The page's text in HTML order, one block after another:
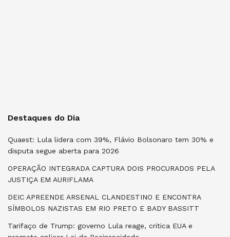
Destaques do Dia
Quaest: Lula lidera com 39%, Flávio Bolsonaro tem 30% e
disputa segue aberta para 2026
OPERAÇÃO INTEGRADA CAPTURA DOIS PROCURADOS PELA
JUSTIÇA EM AURIFLAMA
DEIC APREENDE ARSENAL CLANDESTINO E ENCONTRA
SÍMBOLOS NAZISTAS EM RIO PRETO E BADY BASSITT
Tarifaço de Trump: governo Lula reage, critica EUA e